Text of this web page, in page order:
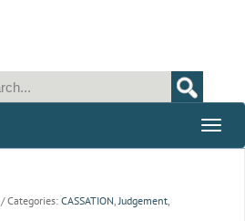
Toggle
/ Categories: CASSATION,Judgement,